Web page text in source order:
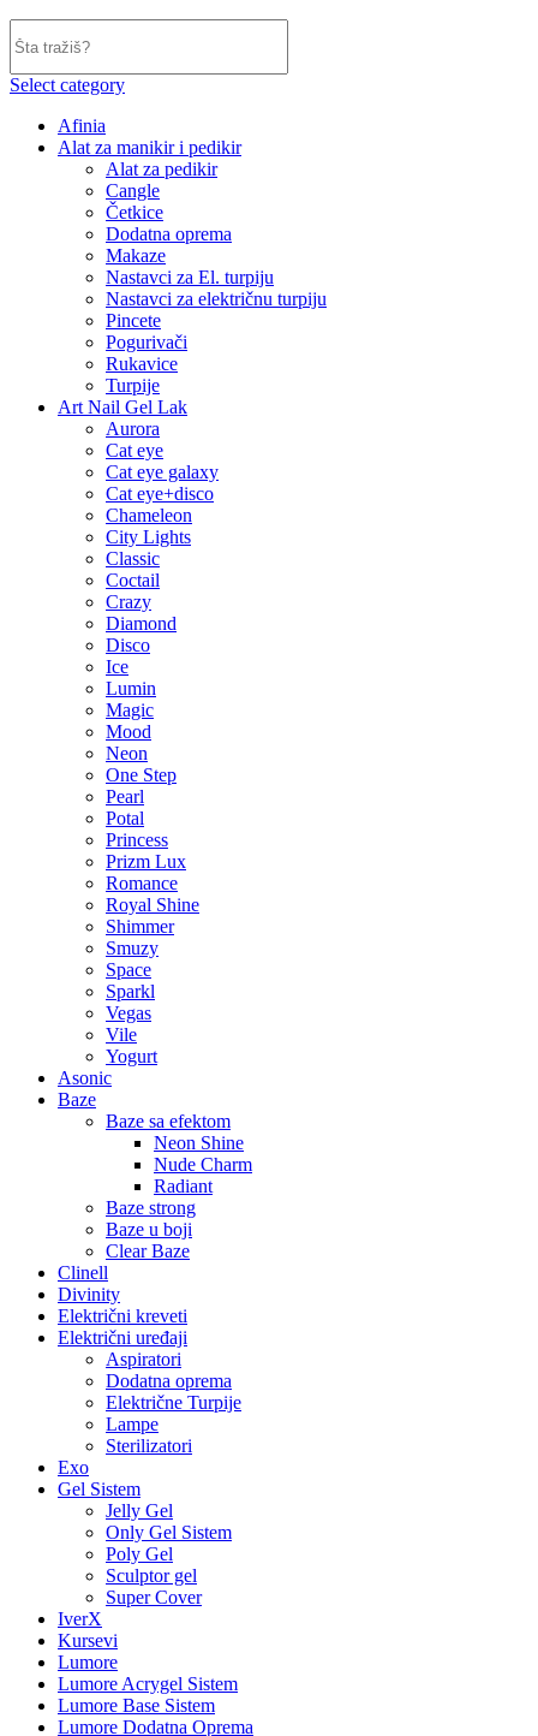
Select category
Afinia
Alat za manikir i pedikir
Alat za pedikir
Cangle
Četkice
Dodatna oprema
Makaze
Nastavci za El. turpiju
Nastavci za električnu turpiju
Pincete
Pogurivači
Rukavice
Turpije
Art Nail Gel Lak
Aurora
Cat eye
Cat eye galaxy
Cat eye+disco
Chameleon
City Lights
Classic
Coctail
Crazy
Diamond
Disco
Ice
Lumin
Magic
Mood
Neon
One Step
Pearl
Potal
Princess
Prizm Lux
Romance
Royal Shine
Shimmer
Smuzy
Space
Sparkl
Vegas
Vile
Yogurt
Asonic
Baze
Baze sa efektom
Neon Shine
Nude Charm
Radiant
Baze strong
Baze u boji
Clear Baze
Clinell
Divinity
Električni kreveti
Električni uređaji
Aspiratori
Dodatna oprema
Električne Turpije
Lampe
Sterilizatori
Exo
Gel Sistem
Jelly Gel
Only Gel Sistem
Poly Gel
Sculptor gel
Super Cover
IverX
Kursevi
Lumore
Lumore Acrygel Sistem
Lumore Base Sistem
Lumore Dodatna Oprema